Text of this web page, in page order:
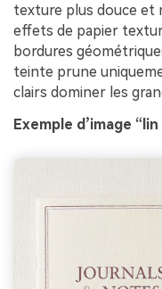
texture plus douce et
effets de papier
bordures
teinte prune
clairs dominer les
Exemple d’image